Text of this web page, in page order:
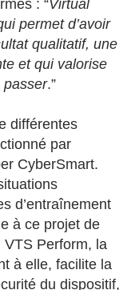
: “Virtual
permet d’avoir
qualitatif, une
et qui valorise
passer.”
différentes
par
CyberSmart.
d’entraînement
à ce projet de
Perform, la
à elle, facilite la
du dispositif,